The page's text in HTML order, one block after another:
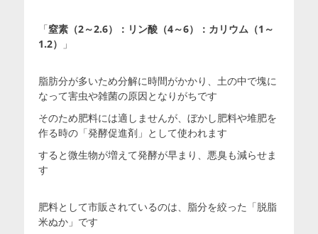
「窒素（2～2.6）：リン酸（4～6）：カリウム（1～
1.2）
」
脂肪分が多いため分解に時間がかかり、土の中で塊に
なって害虫や雑菌の原因となりがちです
そのため肥料には適しませんが、ぼかし肥料や堆肥を
作る時の「発酵促進剤」として使われます
すると微生物が増えて発酵が早まり、悪臭も減らせま
す
肥料として市販されているのは、脂分を絞った「脱脂
米ぬか」です